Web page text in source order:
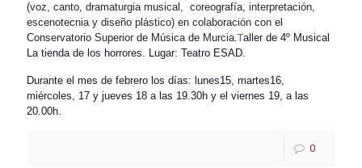
(voz, canto, dramaturgia musical, coreografía, interpretación,
escenotecnia y diseño plástico) en colaboración con el
Conservatorio Superior de Música de Murcia.Taller de 4º Musical
La tienda de los horrores. Lugar: Teatro ESAD.
Durante el mes de febrero los días: lunes15, martes16,
miércoles, 17 y jueves 18 a las 19.30h y el viernes 19, a las
20.00h.
0